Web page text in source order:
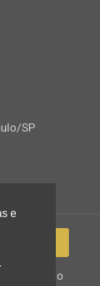
SP
Ministério
e